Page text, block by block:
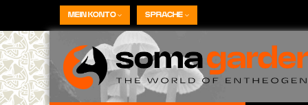
Direkt
zum
Inhalt
MEIN KONTO SPRACHE